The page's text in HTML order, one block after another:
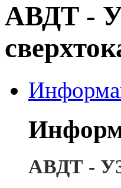
АВДТ -
АВДТ -